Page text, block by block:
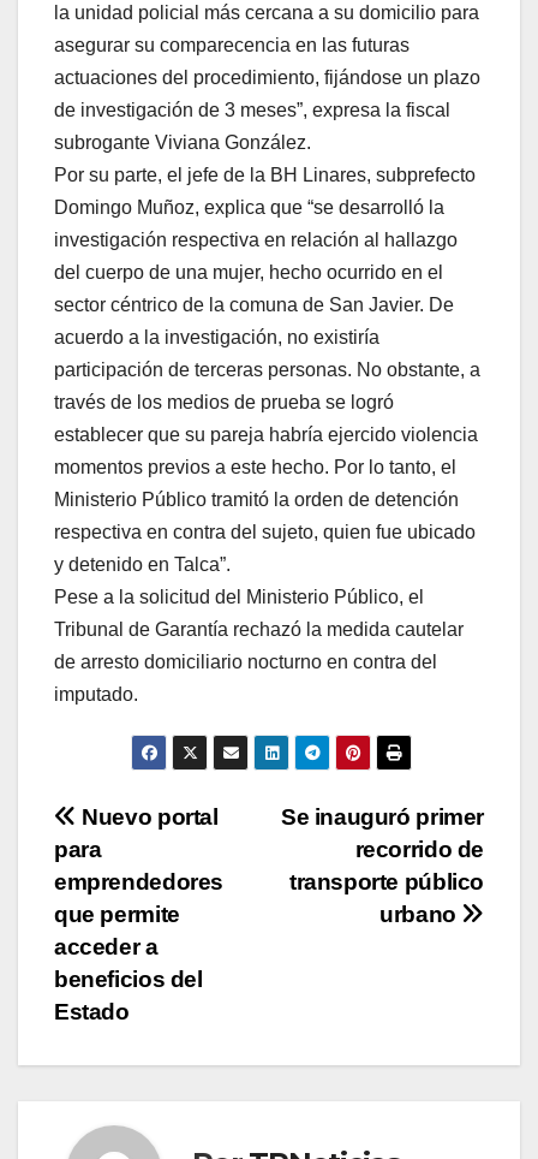
la unidad policial más cercana a su domicilio para
asegurar su comparecencia en las futuras
actuaciones del procedimiento, fijándose un plazo
de investigación de 3 meses”, expresa la fiscal
subrogante Viviana González.
Por su parte, el jefe de la BH Linares, subprefecto
Domingo Muñoz, explica que “se desarrolló la
investigación respectiva en relación al hallazgo
del cuerpo de una mujer, hecho ocurrido en el
sector céntrico de la comuna de San Javier. De
acuerdo a la investigación, no existiría
participación de terceras personas. No obstante, a
través de los medios de prueba se logró
establecer que su pareja habría ejercido violencia
momentos previos a este hecho. Por lo tanto, el
Ministerio Público tramitó la orden de detención
respectiva en contra del sujeto, quien fue ubicado
y detenido en Talca”.
Pese a la solicitud del Ministerio Público, el
Tribunal de Garantía rechazó la medida cautelar
de arresto domiciliario nocturno en contra del
imputado.
Navegación
de
entradas
Se inauguró primer
recorrido de
transporte público
urbano
Nuevo portal
para
emprendedores
que permite
acceder a
beneficios del
Estado